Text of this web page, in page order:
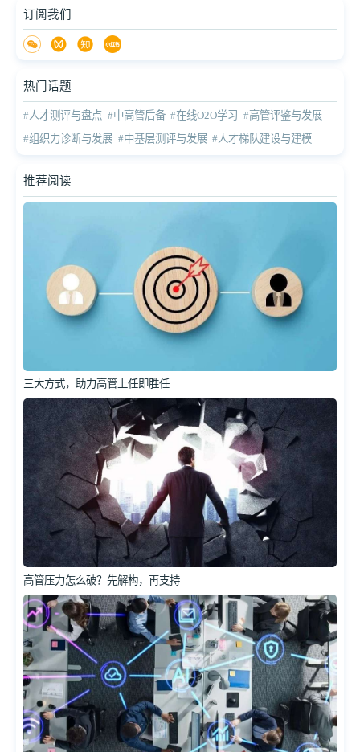
订阅我们
热门话题
#人才测评与盘点 #中高管后备 #在线O2O学习 #高管评鉴与发展
#组织力诊断与发展 #中基层测评与发展 #人才梯队建设与建模
推荐阅读
三大方式，助力高管上任即胜任
高管压力怎么破？先解构，再支持